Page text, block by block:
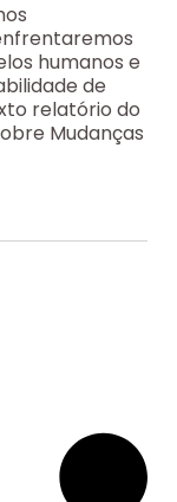
humanos e
de
relatório do
Mudanças